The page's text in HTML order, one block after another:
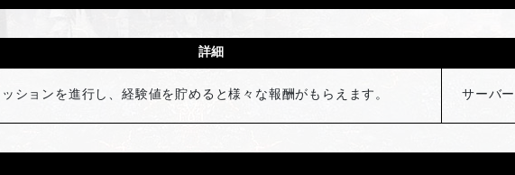
詳細
ッションを進行し、経験値を貯めると様々な報酬がもらえます。 サーバ